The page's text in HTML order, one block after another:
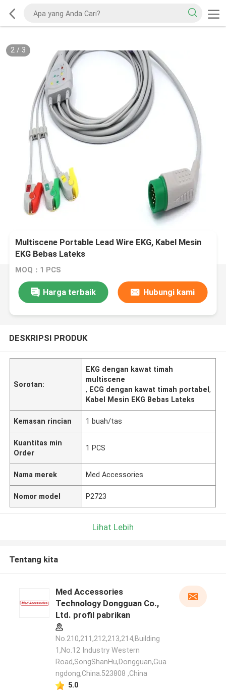
2/ 3
Multiscene Portable Lead Wire EKG, Kabel Mesin
EKG Bebas Lateks
MOQ：1 PCS
Harga terbaik Hubungi kami
DESKRIPSI PRODUK
Sorotan:
EKG dengan kawat timah
multiscene
, ECG dengan kawat timah portabel,
Kabel Mesin EKG Bebas Lateks
Kemasan rincian 1 buah/tas
Kuantitas min
Order
1 PCS
Nama merek Med Accessories
Nomor model P2723
Lihat Lebih
Tentang kita
Med Accessories
Technology Dongguan Co.,
Ltd. profil pabrikan
No.210,211,212,213,214,Building
1,No.12 Industry Western
Road,SongShanHu,Dongguan,Gua
ngdong,China.523808 ,China
5.0